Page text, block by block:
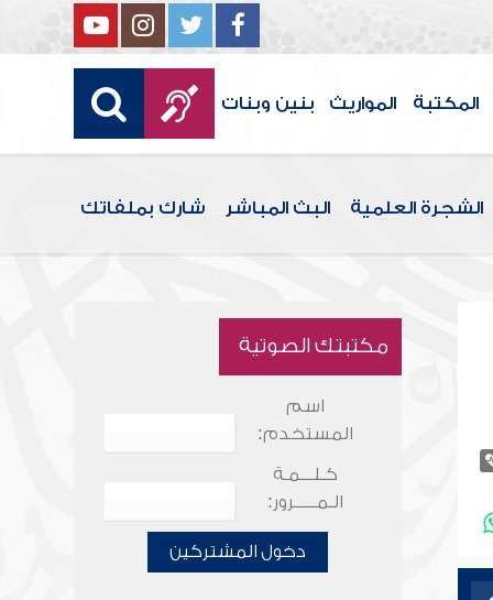
المكتبة المواريث بنين وبنات
الشجرة العلمية البث المباشر شارك بملفاتك
مكتبتك الصوتية
اسم
المستخدم:
كـلـــمـة
الـمـــــرور:
دخول المشتركين